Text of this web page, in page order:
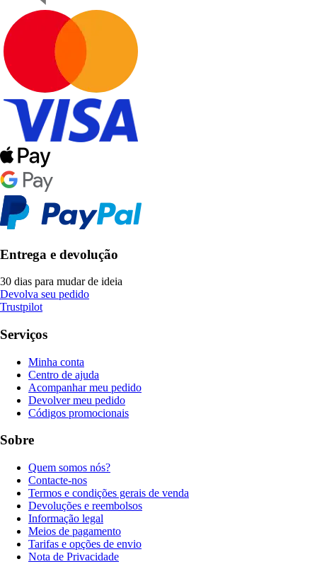
Entrega e devolução
30 dias para mudar de ideia
Devolva seu pedido
Trustpilot
Serviços
Minha conta
Centro de ajuda
Acompanhar meu pedido
Devolver meu pedido
Códigos promocionais
Sobre
Quem somos nós?
Contacte-nos
Termos e condições gerais de venda
Devoluções e reembolsos
Informação legal
Meios de pagamento
Tarifas e opções de envio
Nota de Privacidade